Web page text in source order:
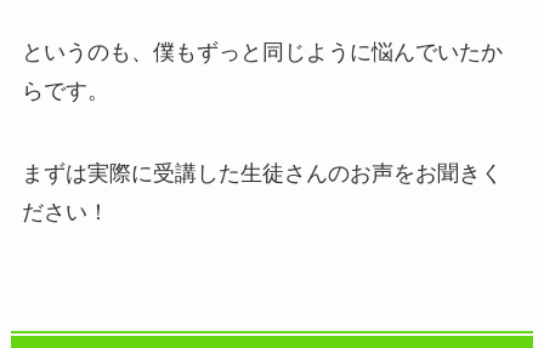
というのも、僕もずっと同じように悩んでいたか
らです。
まずは実際に受講した生徒さんのお声をお聞きく
ださい！